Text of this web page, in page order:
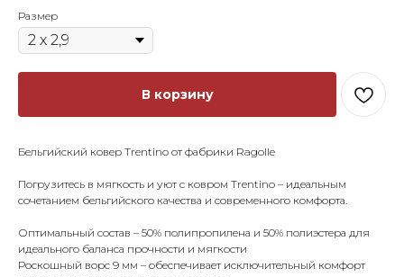
Размер
В корзину
Бельгийский ковер Trentino от фабрики Ragolle
Погрузитесь в мягкость и уют с ковром Trentino – идеальным
сочетанием бельгийского качества и современного комфорта.
Оптимальный состав – 50% полипропилена и 50% полиэстера для
идеального баланса прочности и мягкости
Роскошный ворс 9 мм – обеспечивает исключительный комфорт